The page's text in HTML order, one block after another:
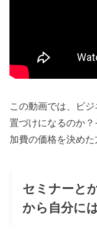
この動画では、ビ
置づけになるのか
加費の価格を決めた
セミナーと
から自分に